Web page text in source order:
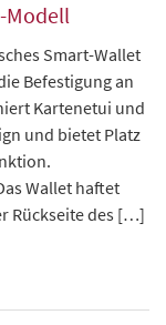
Modell
Smart-Wallet
Befestigung an
Kartenetui und
und bietet Platz
Wallet haftet
Rückseite des […]